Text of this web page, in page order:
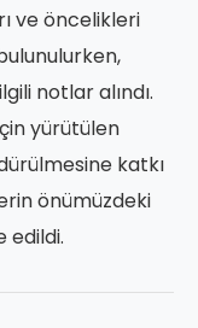
ve öncelikleri
notlar alındı.
yürütülen
katkı
önümüzdeki
edildi.